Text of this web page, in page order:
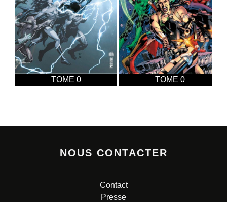
TOME 0 TOME 0
NOUS CONTACTER
Contact
Presse